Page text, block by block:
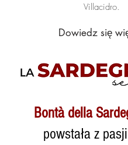
Villacidro.
Dowiedz się
Bontà della
powstała z